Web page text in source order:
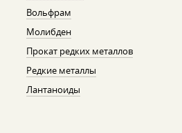
Вольфрам
Молибден
Прокат редких металлов
Редкие металлы
Лантаноиды